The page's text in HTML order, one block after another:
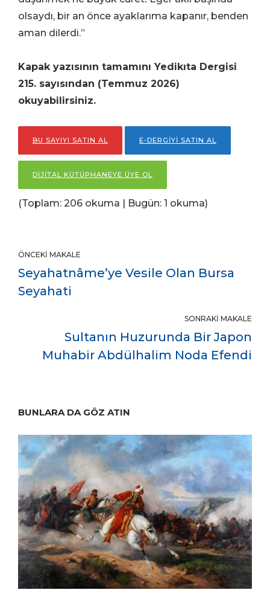
olsaydı, bir an önce ayaklarıma kapanır, benden
aman dilerdi.”
Kapak yazısının tamamını Yedikıta Dergisi
215. sayısından (Temmuz 2026)
okuyabilirsiniz.
BU SAYIYI SATIN AL E-DERGİYİ SATIN AL
DİJİTAL KÜTÜPHANEYE ÜYE OL
(Toplam: 206 okuma | Bugün: 1 okuma)
ÖNCEKI MAKALE
Seyahatnâme’ye Vesile Olan Bursa
Seyahati
SONRAKI MAKALE
Sultanın Huzurunda Bir Japon
Muhabir Abdülhalim Noda Efendi
BUNLARA DA GÖZ ATIN